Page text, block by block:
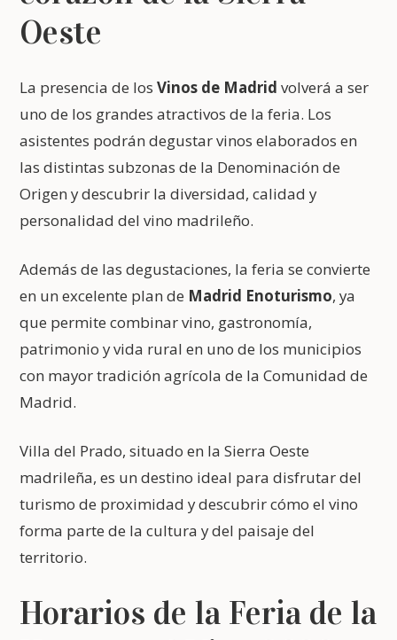
Oeste
La presencia de losVinos de Madrid volverá a ser
uno de los grandes atractivos de la feria. Los
asistentes podrán degustar vinos elaborados en
las distintas subzonas de la Denominación de
Origen y descubrir la diversidad, calidad y
personalidad del vino madrileño.
Además de las degustaciones, la feria se convierte
en un excelente plan de Madrid Enoturismo, ya
que permite combinar vino, gastronomía,
patrimonio y vida rural en uno de los municipios
con mayor tradición agrícola de la Comunidad de
Madrid.
Villa del Prado, situado en la Sierra Oeste
madrileña, es un destino ideal para disfrutar del
turismo de proximidad y descubrir cómo el vino
forma parte de la cultura y del paisaje del
territorio.
Horarios de la Feria de la